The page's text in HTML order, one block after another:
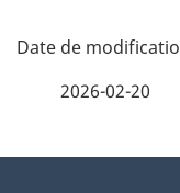
D
2026-02-20